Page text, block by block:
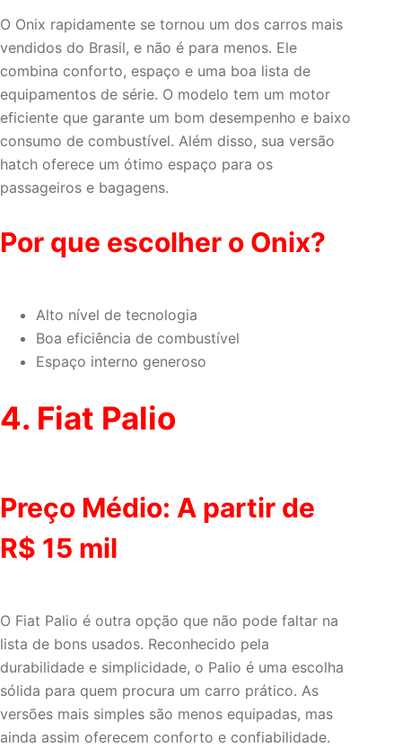
O Onix rapidamente se tornou um dos carros mais
vendidos do Brasil, e não é para menos. Ele
combina conforto, espaço e uma boa lista de
equipamentos de série. O modelo tem um motor
eficiente que garante um bom desempenho e baixo
consumo de combustível. Além disso, sua versão
hatch oferece um ótimo espaço para os
passageiros e bagagens.
Por que escolher o Onix?
Alto nível de tecnologia
Boa eficiência de combustível
Espaço interno generoso
4. Fiat Palio
Preço Médio: A partir de
R$ 15 mil
O Fiat Palio é outra opção que não pode faltar na
lista de bons usados. Reconhecido pela
durabilidade e simplicidade, o Palio é uma escolha
sólida para quem procura um carro prático. As
versões mais simples são menos equipadas, mas
ainda assim oferecem conforto e confiabilidade.